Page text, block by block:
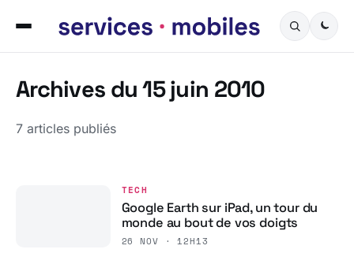
Archives du 15 juin 2010
7 articles publiés
TECH
Google Earth sur iPad, un tour du
monde au bout de vos doigts
26 NOV · 12H13